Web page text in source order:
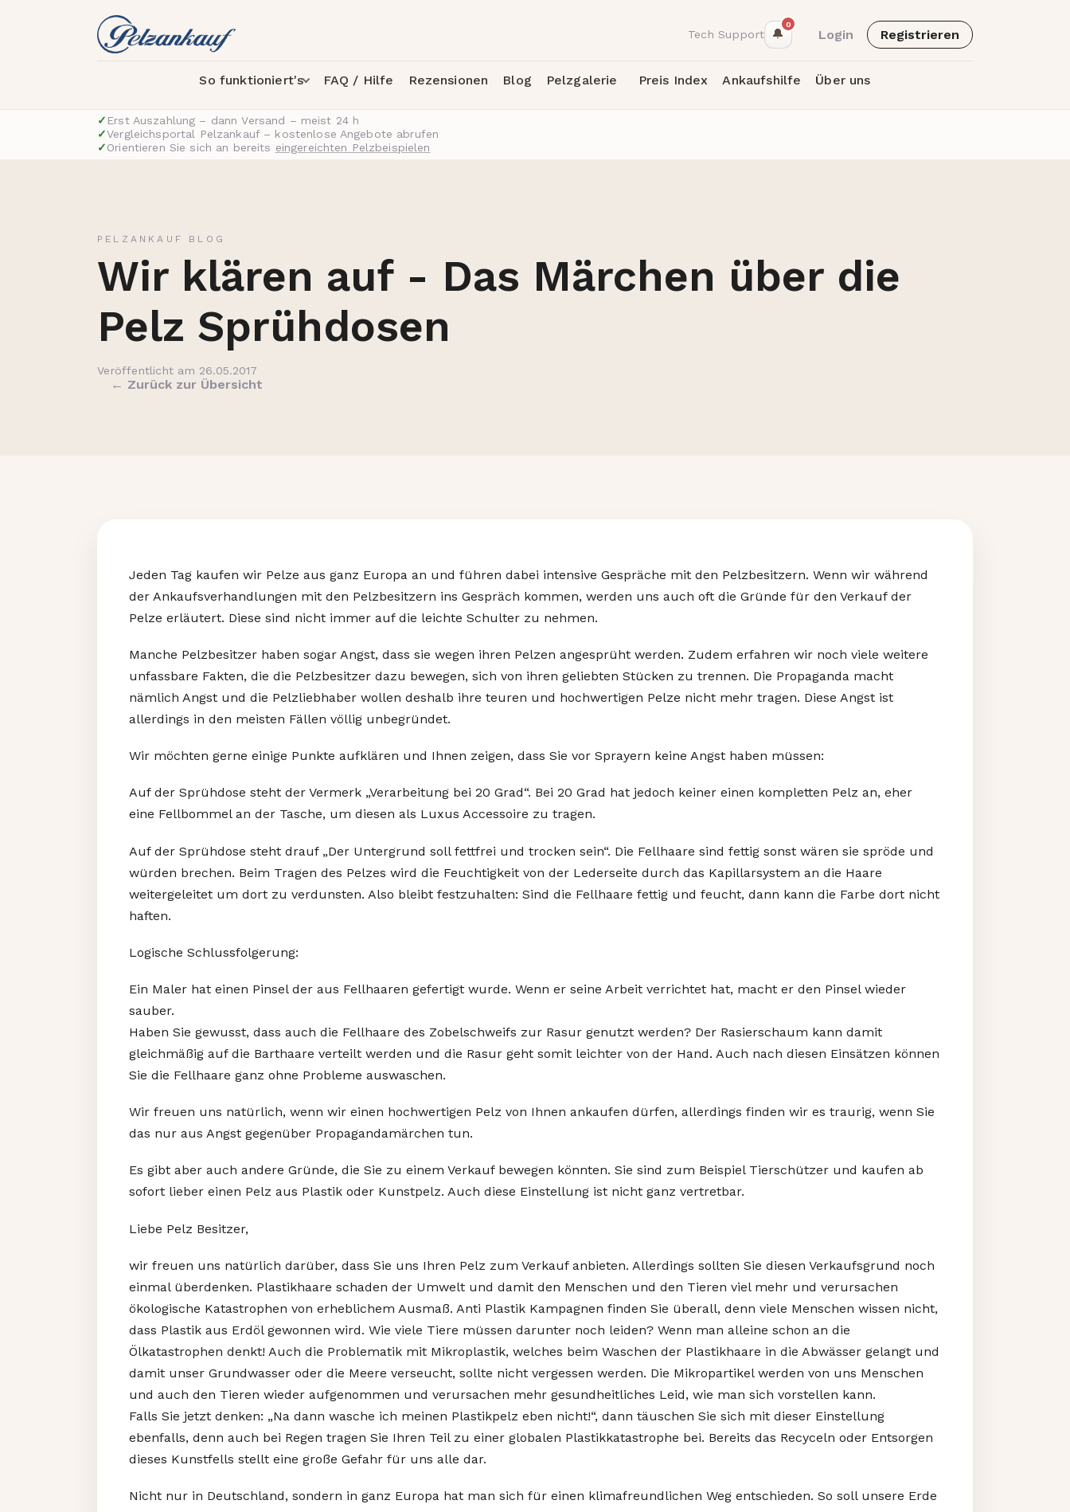
Tech Support 🔔
0
So funktioniert's FAQ / Hilfe Rezensionen Blog Pelzgalerie Preis Index Ankaufshilfe Über uns
Login Registrieren
✓ Erst Auszahlung – dann Versand – meist 24 h
✓Vergleichsportal Pelzankauf – kostenlose Angebote abrufen
✓Orientieren Sie sich an bereits eingereichten Pelzbeispielen
PELZANKAUF BLOG
Wir klären auf - Das Märchen über die
Pelz Sprühdosen
Veröffentlicht am 26.05.2017
← Zurück zur Übersicht
Jeden Tag kaufen wir Pelze aus ganz Europa an und führen dabei intensive Gespräche mit den Pelzbesitzern. Wenn wir während
der Ankaufsverhandlungen mit den Pelzbesitzern ins Gespräch kommen, werden uns auch oft die Gründe für den Verkauf der
Pelze erläutert. Diese sind nicht immer auf die leichte Schulter zu nehmen.
Manche Pelzbesitzer haben sogar Angst, dass sie wegen ihren Pelzen angesprüht werden. Zudem erfahren wir noch viele weitere
unfassbare Fakten, die die Pelzbesitzer dazu bewegen, sich von ihren geliebten Stücken zu trennen. Die Propaganda macht
nämlich Angst und die Pelzliebhaber wollen deshalb ihre teuren und hochwertigen Pelze nicht mehr tragen. Diese Angst ist
allerdings in den meisten Fällen völlig unbegründet.
Wir möchten gerne einige Punkte aufklären und Ihnen zeigen, dass Sie vor Sprayern keine Angst haben müssen:
Auf der Sprühdose steht der Vermerk „Verarbeitung bei 20 Grad“. Bei 20 Grad hat jedoch keiner einen kompletten Pelz an, eher
eine Fellbommel an der Tasche, um diesen als Luxus Accessoire zu tragen.
Auf der Sprühdose steht drauf „Der Untergrund soll fettfrei und trocken sein“. Die Fellhaare sind fettig sonst wären sie spröde und
würden brechen. Beim Tragen des Pelzes wird die Feuchtigkeit von der Lederseite durch das Kapillarsystem an die Haare
weitergeleitet um dort zu verdunsten. Also bleibt festzuhalten: Sind die Fellhaare fettig und feucht, dann kann die Farbe dort nicht
haften.
Logische Schlussfolgerung:
Ein Maler hat einen Pinsel der aus Fellhaaren gefertigt wurde. Wenn er seine Arbeit verrichtet hat, macht er den Pinsel wieder
sauber.
Haben Sie gewusst, dass auch die Fellhaare des Zobelschweifs zur Rasur genutzt werden? Der Rasierschaum kann damit
gleichmäßig auf die Barthaare verteilt werden und die Rasur geht somit leichter von der Hand. Auch nach diesen Einsätzen können
Sie die Fellhaare ganz ohne Probleme auswaschen.
Wir freuen uns natürlich, wenn wir einen hochwertigen Pelz von Ihnen ankaufen dürfen, allerdings finden wir es traurig, wenn Sie
das nur aus Angst gegenüber Propagandamärchen tun.
Es gibt aber auch andere Gründe, die Sie zu einem Verkauf bewegen könnten. Sie sind zum Beispiel Tierschützer und kaufen ab
sofort lieber einen Pelz aus Plastik oder Kunstpelz. Auch diese Einstellung ist nicht ganz vertretbar.
Liebe Pelz Besitzer,
wir freuen uns natürlich darüber, dass Sie uns Ihren Pelz zum Verkauf anbieten. Allerdings sollten Sie diesen Verkaufsgrund noch
einmal überdenken. Plastikhaare schaden der Umwelt und damit den Menschen und den Tieren viel mehr und verursachen
ökologische Katastrophen von erheblichem Ausmaß. Anti Plastik Kampagnen finden Sie überall, denn viele Menschen wissen nicht,
dass Plastik aus Erdöl gewonnen wird. Wie viele Tiere müssen darunter noch leiden? Wenn man alleine schon an die
Ölkatastrophen denkt! Auch die Problematik mit Mikroplastik, welches beim Waschen der Plastikhaare in die Abwässer gelangt und
damit unser Grundwasser oder die Meere verseucht, sollte nicht vergessen werden. Die Mikropartikel werden von uns Menschen
und auch den Tieren wieder aufgenommen und verursachen mehr gesundheitliches Leid, wie man sich vorstellen kann.
Falls Sie jetzt denken: „Na dann wasche ich meinen Plastikpelz eben nicht!“, dann täuschen Sie sich mit dieser Einstellung
ebenfalls, denn auch bei Regen tragen Sie Ihren Teil zu einer globalen Plastikkatastrophe bei. Bereits das Recyceln oder Entsorgen
dieses Kunstfells stellt eine große Gefahr für uns alle dar.
Nicht nur in Deutschland, sondern in ganz Europa hat man sich für einen klimafreundlichen Weg entschieden. So soll unsere Erde